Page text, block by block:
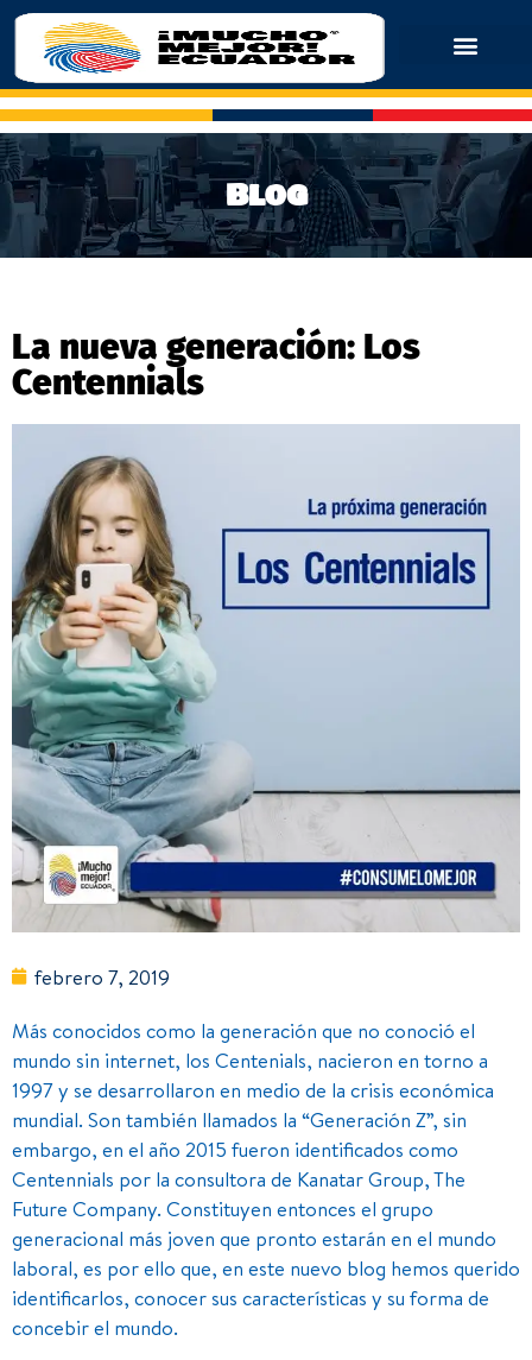
Blog
La nueva generación: Los
Centennials
febrero 7, 2019
Más conocidos como la generación que no conoció el
mundo sin internet, los Centenials, nacieron en torno a
1997 y se desarrollaron en medio de la crisis económica
mundial. Son también llamados la “Generación Z”, sin
embargo, en el año 2015 fueron identificados como
Centennials por la consultora de Kanatar Group, The
Future Company. Constituyen entonces el grupo
generacional más joven que pronto estarán en el mundo
laboral, es por ello que, en este nuevo blog hemos querido
identificarlos, conocer sus características y su forma de
concebir el mundo.